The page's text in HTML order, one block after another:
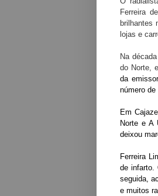
Ferreira
brilhantes
lojas e
Na
do Norte,
da
número
Em
Norte e A
deixou
Ferreira
de infarto.
seguida,
e muitos